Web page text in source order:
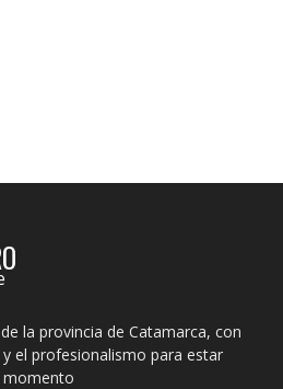
la provincia de Catamarca, con
el profesionalismo para estar